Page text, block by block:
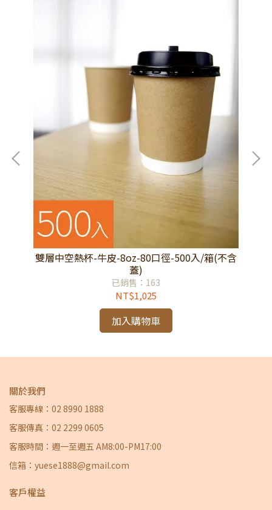
雙層中空熱杯-牛皮-8oz-80口徑-500入/箱(不含
蓋)
已銷售：163
NT$1,025
加入購物車
關於我們
客服專線：02 8990 1888
客服傳真：02 2299 0605
客服時間：週一至週五 AM8:00-PM17:00
信箱：yuese1888@gmail.com
客戶權益